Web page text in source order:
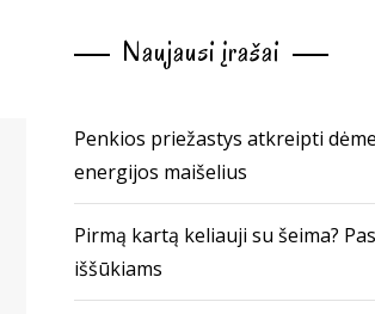
Naujausi įrašai
Penkios priežastys atkreipti
energijos maišelius
Pirmą kartą keliauji su šeima?
iššūkiams